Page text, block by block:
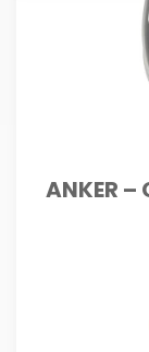
ANKER